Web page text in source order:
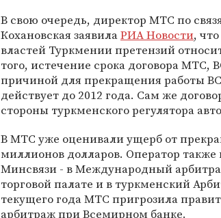
В свою очередь, директор МТС по
Кохановская заявилаРИА Новости,
властей Туркмении претензий
того, истечение срока договора МТС,
причиной для прекращения работы
действует до 2012 года. Сам же
стороны туркменского регулятора
В МТС уже оценивали ущерб от
миллионов долларов. Оператор
Минсвязи - в Международный
торговой палате и в туркменский
текущего года МТС пригрозила
арбитраж при Всемирном банке.